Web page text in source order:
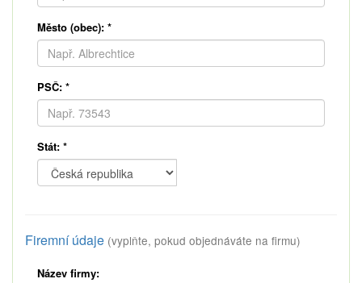
Město (obec): *
PSČ: *
Stát: *
Firemní údaje (vyplňte, pokud objednáváte na firmu)
Název firmy: